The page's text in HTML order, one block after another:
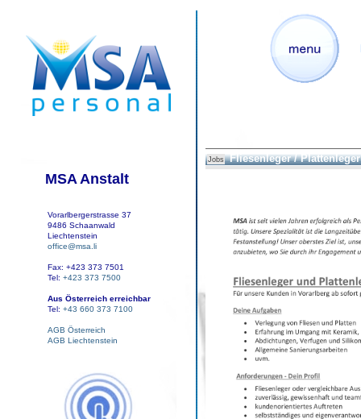
MSA Anstalt
Vorarlbergerstrasse 37
9486 Schaanwald
Liechtenstein
office@msa.li
Fax: +423 373 7501
Tel: +423 373 7500
Aus Österreich erreichbar
Tel: +43 660 373 7100
AGB Österreich
AGB Liechtenstein
Jobs Fliesenleger / Plattenleger